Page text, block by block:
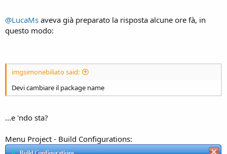
@LucaMs aveva già preparato la risposta alcune ore fà, in
questo modo:
imgsimonebiliato said:
Devi cambiare il package name
...e 'ndo sta?
Menu Project - Build Configurations: